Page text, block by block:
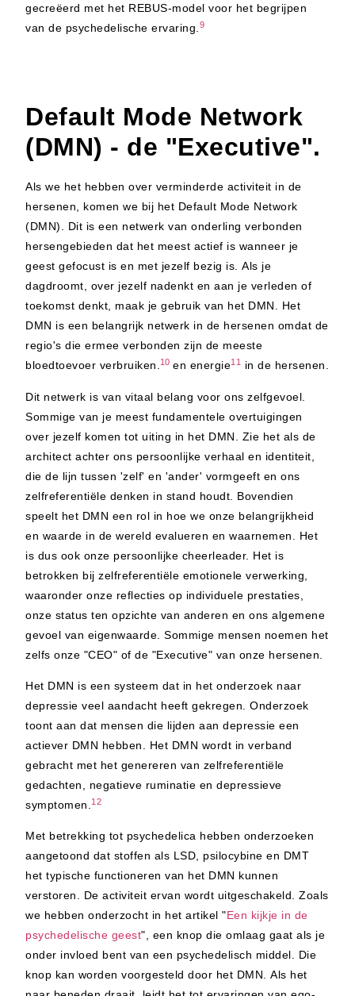
gecreëerd met het REBUS-model voor het begrijpen
van de psychedelische ervaring. 9
Default Mode Network
(DMN) - de "Executive".
Als we het hebben over verminderde activiteit in de
hersenen, komen we bij het Default Mode Network
(DMN). Dit is een netwerk van onderling verbonden
hersengebieden dat het meest actief is wanneer je
geest gefocust is en met jezelf bezig is. Als je
dagdroomt, over jezelf nadenkt en aan je verleden of
toekomst denkt, maak je gebruik van het DMN. Het
DMN is een belangrijk netwerk in de hersenen omdat de
regio's die ermee verbonden zijn de meeste
bloedtoevoer verbruiken.10 en energie11 in de hersenen.
Dit netwerk is van vitaal belang voor ons zelfgevoel.
Sommige van je meest fundamentele overtuigingen
over jezelf komen tot uiting in het DMN. Zie het als de
architect achter ons persoonlijke verhaal en identiteit,
die de lijn tussen 'zelf' en 'ander' vormgeeft en ons
zelfreferentiële denken in stand houdt. Bovendien
speelt het DMN een rol in hoe we onze belangrijkheid
en waarde in de wereld evalueren en waarnemen. Het
is dus ook onze persoonlijke cheerleader. Het is
betrokken bij zelfreferentiële emotionele verwerking,
waaronder onze reflecties op individuele prestaties,
onze status ten opzichte van anderen en ons algemene
gevoel van eigenwaarde. Sommige mensen noemen het
zelfs onze "CEO" of de "Executive" van onze hersenen.
Het DMN is een systeem dat in het onderzoek naar
depressie veel aandacht heeft gekregen. Onderzoek
toont aan dat mensen die lijden aan depressie een
actiever DMN hebben. Het DMN wordt in verband
gebracht met het genereren van zelfreferentiële
gedachten, negatieve ruminatie en depressieve
symptomen.12
Met betrekking tot psychedelica hebben onderzoeken
aangetoond dat stoffen als LSD, psilocybine en DMT
het typische functioneren van het DMN kunnen
verstoren. De activiteit ervan wordt uitgeschakeld. Zoals
we hebben onderzocht in het artikel "Een kijkje in de
psychedelische geest", een knop die omlaag gaat als je
onder invloed bent van een psychedelisch middel. Die
knop kan worden voorgesteld door het DMN. Als het